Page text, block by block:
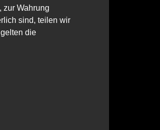
zur Wahrung
sind, teilen wir
die